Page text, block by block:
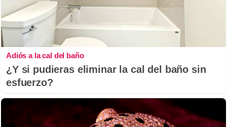
Adiós a la cal del baño
¿Y si pudieras eliminar la cal del baño sin
esfuerzo?